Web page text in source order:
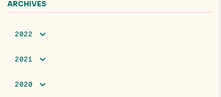
ARCHIVES
2022
2021
2020